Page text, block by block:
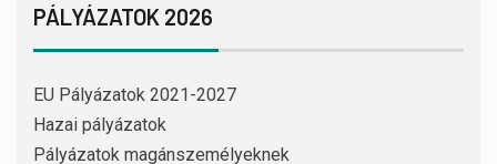
PÁLYÁZATOK 2026
EU Pályázatok 2021-2027
Hazai pályázatok
Pályázatok magánszemélyeknek